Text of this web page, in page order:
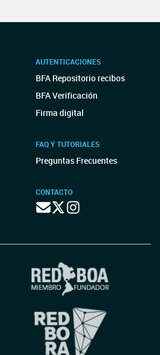
AUTENTICACIONES
BFA Repositorio recibos
BFA Verificación
Firma digital
FAQ Y TUTORIALES
Preguntas Frecuentes
CONTACTO